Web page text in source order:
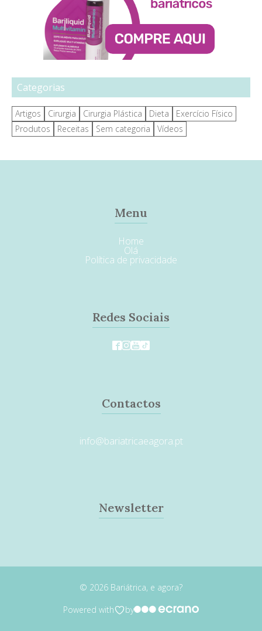
Categorias
Artigos Cirurgia Cirurgia Plástica Dieta
Exercício Físico
Produtos
Receitas Sem categoria Vídeos
Menu
Home
Olá
Política de privacidade
Redes Sociais
Contactos
info@bariatricaeagora.pt
Newsletter
© 2026 Bariátrica, e agora?
Powered with
by